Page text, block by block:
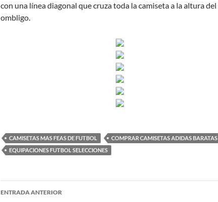
con una línea diagonal que cruza toda la camiseta a la altura del
ombligo.
CAMISETAS MAS FEAS DE FUTBOL
COMPRAR CAMISETAS ADIDAS BARATAS
EQUIPACIONES FUTBOL SELECCIONES
Navegación
ENTRADA ANTERIOR